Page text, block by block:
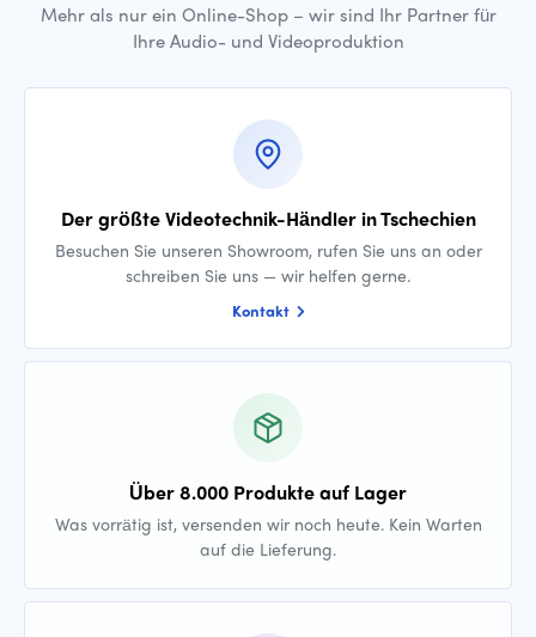
Mehr als nur ein Online-Shop – wir sind Ihr Partner für
Ihre Audio- und Videoproduktion
Der größte Videotechnik-Händler in Tschechien
Besuchen Sie unseren Showroom, rufen Sie uns an oder
schreiben Sie uns — wir helfen gerne.
Kontakt
Über 8.000 Produkte auf Lager
Was vorrätig ist, versenden wir noch heute. Kein Warten
auf die Lieferung.